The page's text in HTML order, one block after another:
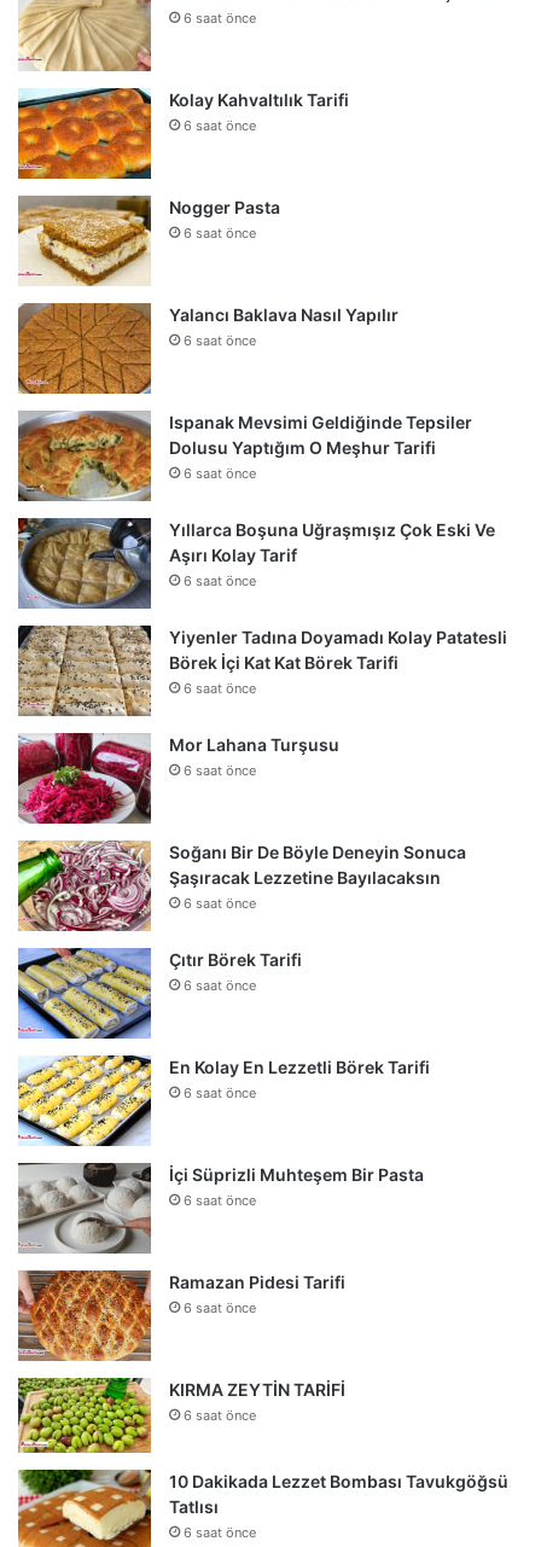
6 saat önce
Kolay Kahvaltılık Tarifi
6 saat önce
Nogger Pasta
6 saat önce
Yalancı Baklava Nasıl Yapılır
6 saat önce
Ispanak Mevsimi Geldiğinde Tepsiler
Dolusu Yaptığım O Meşhur Tarifi
6 saat önce
Yıllarca Boşuna Uğraşmışız Çok Eski Ve
Aşırı Kolay Tarif
6 saat önce
Yiyenler Tadına Doyamadı Kolay Patatesli
Börek İçi Kat Kat Börek Tarifi
6 saat önce
Mor Lahana Turşusu
6 saat önce
Soğanı Bir De Böyle Deneyin Sonuca
Şaşıracak Lezzetine Bayılacaksın
6 saat önce
Çıtır Börek Tarifi
6 saat önce
En Kolay En Lezzetli Börek Tarifi
6 saat önce
İçi Süprizli Muhteşem Bir Pasta
6 saat önce
Ramazan Pidesi Tarifi
6 saat önce
KIRMA ZEYTİN TARİFİ
6 saat önce
10 Dakikada Lezzet Bombası Tavukgöğsü
Tatlısı
6 saat önce